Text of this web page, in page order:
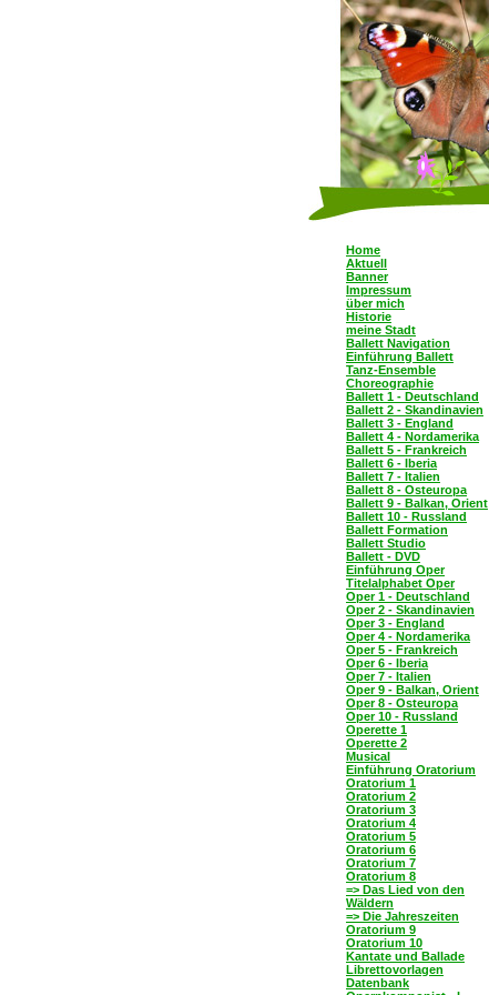
Home
Aktuell
Banner
Impressum
über mich
Historie
meine Stadt
Ballett Navigation
Einführung Ballett
Tanz-Ensemble
Choreographie
Ballett 1 - Deutschland
Ballett 2 - Skandinavien
Ballett 3 - England
Ballett 4 - Nordamerika
Ballett 5 - Frankreich
Ballett 6 - Iberia
Ballett 7 - Italien
Ballett 8 - Osteuropa
Ballett 9 - Balkan, Orient
Ballett 10 - Russland
Ballett Formation
Ballett Studio
Ballett - DVD
Einführung Oper
Titelalphabet Oper
Oper 1 - Deutschland
Oper 2 - Skandinavien
Oper 3 - England
Oper 4 - Nordamerika
Oper 5 - Frankreich
Oper 6 - Iberia
Oper 7 - Italien
Oper 9 - Balkan, Orient
Oper 8 - Osteuropa
Oper 10 - Russland
Operette 1
Operette 2
Musical
Einführung Oratorium
Oratorium 1
Oratorium 2
Oratorium 3
Oratorium 4
Oratorium 5
Oratorium 6
Oratorium 7
Oratorium 8
=> Das Lied von den
Wäldern
=> Die Jahreszeiten
Oratorium 9
Oratorium 10
Kantate und Ballade
Librettovorlagen
Datenbank